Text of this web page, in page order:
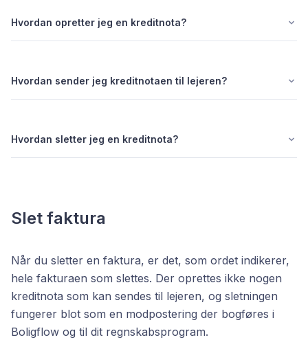
Hvordan opretter jeg en kreditnota?
Hvordan sender jeg kreditnotaen til lejeren?
Hvordan sletter jeg en kreditnota?
Slet faktura
Når du sletter en faktura, er det, som ordet indikerer,
hele fakturaen som slettes. Der oprettes ikke nogen
kreditnota som kan sendes til lejeren, og sletningen
fungerer blot som en modpostering der bogføres i
Boligflow og til dit regnskabsprogram.